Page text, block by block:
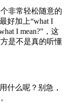
非常轻松随意的
好加上“what I
I mean?”，这
是不是真的听懂
什么呢？别急，